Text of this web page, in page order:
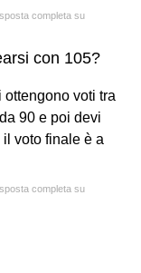
completa su
con 105?
voti tra
90 e poi devi
voto finale è a
completa su